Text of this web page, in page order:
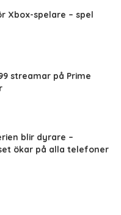
Xbox-spelare – spel
streamar på Prime
blir dyrare –
ökar på alla telefoner